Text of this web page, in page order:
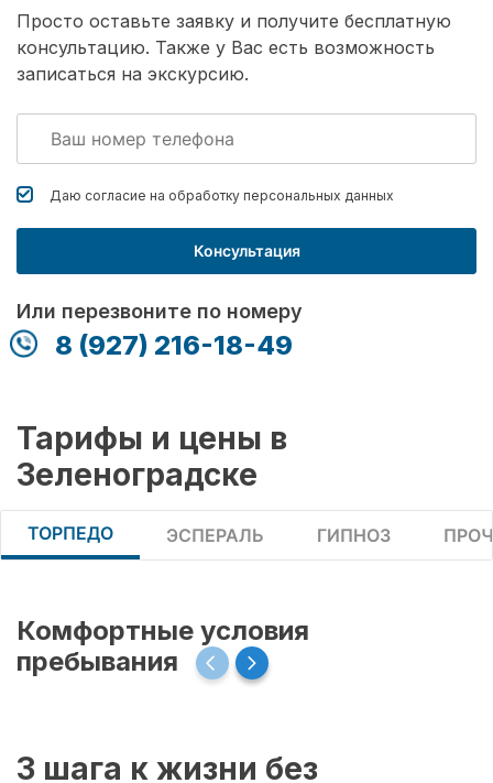
Просто оставьте заявку и получите бесплатную
консультацию. Также у Вас есть возможность
записаться на экскурсию.
Даю согласие на обработку персональных данных
Консультация
Или перезвоните по номеру
8 (927) 216-18-49
Тарифы и цены в
Зеленоградске
ТОРПЕДО ЭСПЕРАЛЬ ГИПНОЗ
Комфортные условия
пребывания
3 шага к жизни без